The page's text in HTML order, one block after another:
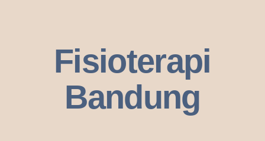
Fisioterapi
Bandung